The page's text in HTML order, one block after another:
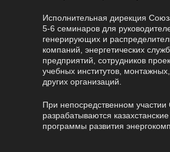
Исполнительная дирекция
5-6 семинаров для
генерирующих и
компаний, энергетических
предприятий, сотрудников
учебных институтов,
других организаций.
При непосредственном
разрабатываются
программы развития